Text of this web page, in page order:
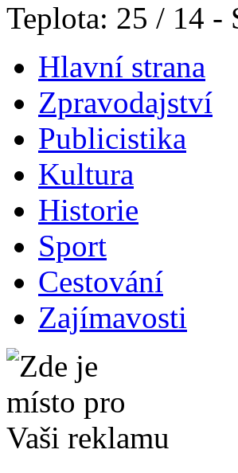
Teplota: 25 / 14 -
Hlavní strana
Zpravodajství
Publicistika
Kultura
Historie
Sport
Cestování
Zajímavosti